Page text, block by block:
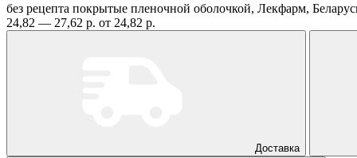
без рецепта покрытые пленочной оболочкой, Лекфарм,
24,82 — 27,62 р. от 24,82 р.
Доставка